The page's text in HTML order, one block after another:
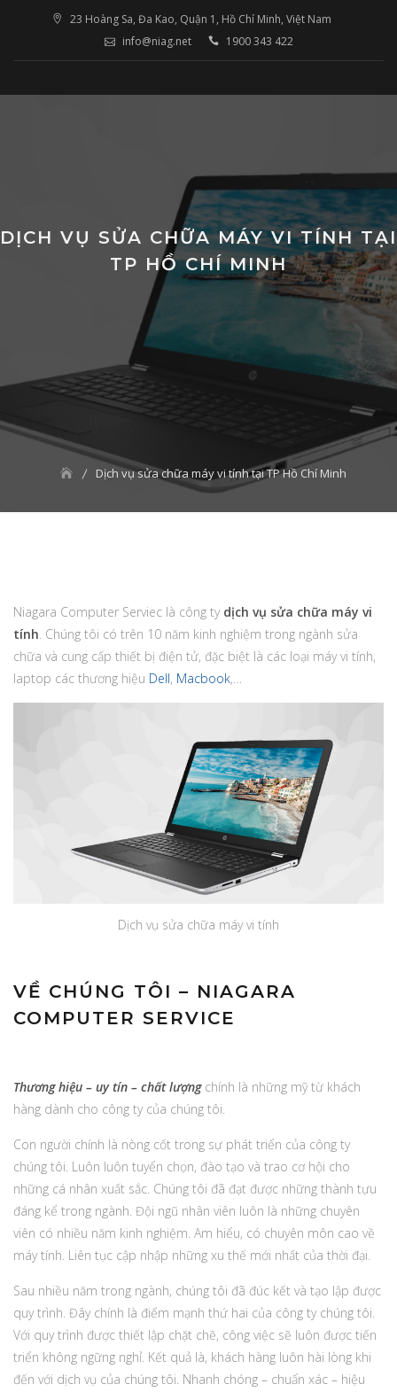
23 Hoàng Sa, Đa Kao, Quận 1, Hồ Chí Minh, Việt Nam
info@niag.net
1900 343 422
DỊCH VỤ SỬA CHỮA MÁY VI TÍNH TẠI
TP HỒ CHÍ MINH
Dịch vụ sửa chữa máy vi tính tại TP Hồ Chí Minh
Niagara Computer Serviec là công ty dịch vụ sửa chữa máy vi
tính. Chúng tôi có trên 10 năm kinh nghiệm trong ngành sửa
chữa và cung cấp thiết bị điện tử, đặc biệt là các loại máy vi tính,
laptop các thương hiệu Dell, Macbook,…
Dịch vụ sửa chữa máy vi tính
VỀ CHÚNG TÔI – NIAGARA
COMPUTER SERVICE
Thương hiệu – uy tín – chất lượngchính là những mỹ từ khách
hàng dành cho công ty của chúng tôi.
Con người chính là nòng cốt trong sự phát triển của công ty
chúng tôi. Luôn luôn tuyển chọn, đào tạo và trao cơ hội cho
những cá nhân xuất sắc. Chúng tôi đã đạt được những thành tựu
đáng kể trong ngành. Đội ngũ nhân viên luôn là những chuyên
viên có nhiều năm kinh nghiệm. Am hiểu, có chuyên môn cao về
máy tính. Liên tục cập nhập những xu thế mới nhất của thời đại.
Sau nhiều năm trong ngành, chúng tôi đã đúc kết và tạo lập được
quy trình. Đây chính là điểm mạnh thứ hai của công ty chúng tôi.
Với quy trình được thiết lập chặt chẽ, công việc sẽ luôn được tiến
triển không ngững nghỉ. Kết quả là, khách hàng luôn hài lòng khi
đến với dịch vụ của chúng tôi. Nhanh chóng – chuẩn xác – hiệu